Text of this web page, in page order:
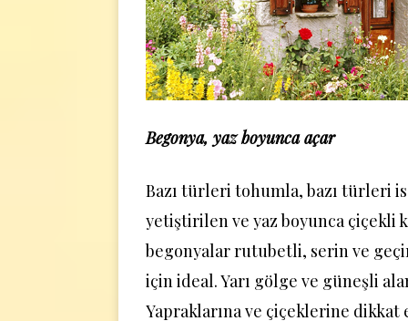
Begonya, yaz boyunca açar
Bazı türleri tohumla, bazı türleri
yetiştirilen ve yaz boyunca çiçekli
begonyalar rutubetli, serin ve
için ideal. Yarı gölge ve güneşli
Yapraklarına ve çiçeklerine dikkat